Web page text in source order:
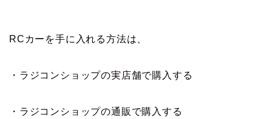
RCカーを手に入れる方法は、
・ラジコンショップの実店舗で購入する
・ラジコンショップの通販で購入する